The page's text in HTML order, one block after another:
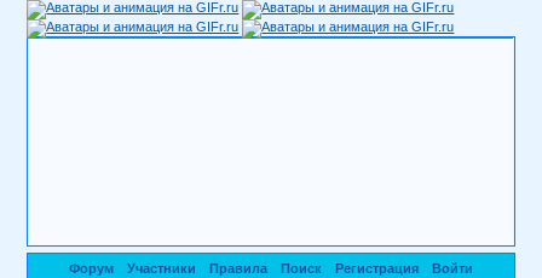
Форум Участники Правила Поиск Регистрация Войти